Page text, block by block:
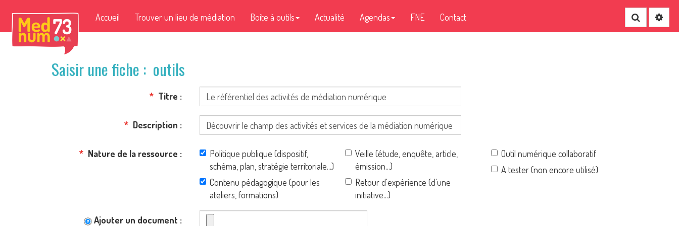
Accueil Trouver un lieu de médiation Boite à outils Actualité Agendas FNE Contact
Saisir une fiche : outils
Titre
Description
Nature de la ressource
Politique publique (dispositif,
schéma, plan, stratégie territoriale...)
Contenu pédagogique (pour les
ateliers, formations)
Veille (étude, enquête, article,
émission...)
Retour d'expérience (d'une
initiative...)
Outil numérique collaboratif
A tester (non encore utilisé)
Ajouter un document